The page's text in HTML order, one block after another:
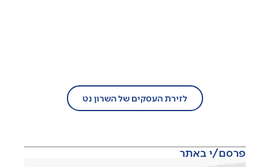
לזירת העסקים של השרון נט
פרסם/י באתר